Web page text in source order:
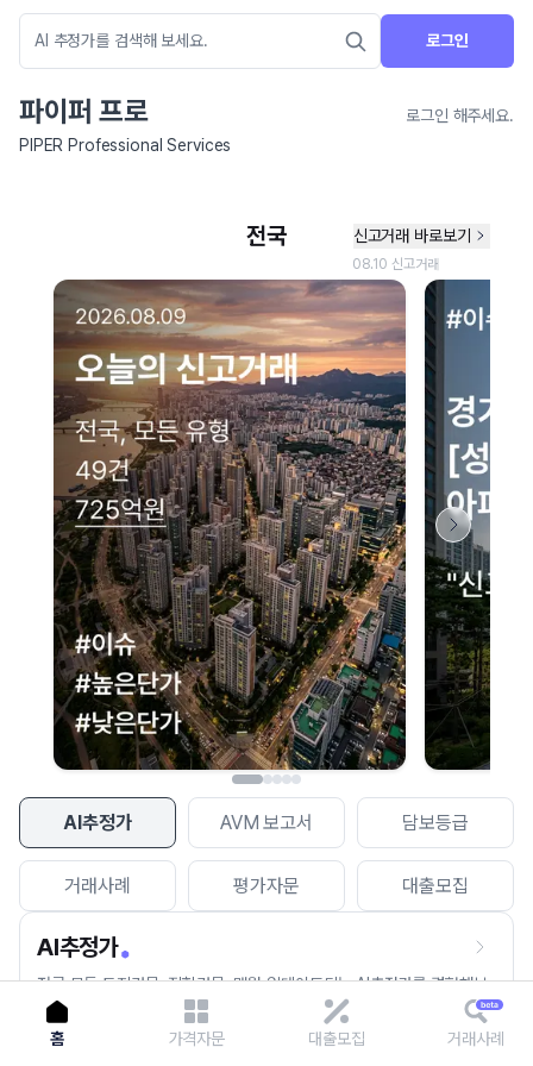
로그인
파이퍼 프로
로그인 해주세요.
PIPER Professional Services
AI추정가 AVM 보고서 담보등급
거래사례 평가자문 대출모집
AI추정가
전국 모든 토지건물, 집합건물, 매월 업데이트되는 AI추정가를 경험해보
세요.
네이버 지도 연결 안내
현재 네이버 지도 연결이 원활하지 않아 지도를 불러올 수 없습니다.
이용에 불편을 드려 죄송합니다.
다시 시도
홈 가격자문 대출모집 거래사례